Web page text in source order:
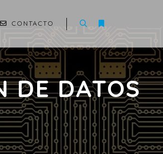
CONTACTO
DE DATOS